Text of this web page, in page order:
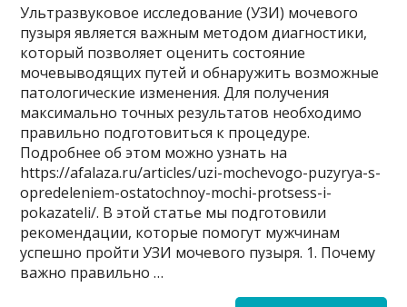
Ультразвуковое исследование (УЗИ) мочевого
пузыря является важным методом диагностики,
который позволяет оценить состояние
мочевыводящих путей и обнаружить возможные
патологические изменения. Для получения
максимально точных результатов необходимо
правильно подготовиться к процедуре.
Подробнее об этом можно узнать на
https://afalaza.ru/articles/uzi-mochevogo-puzyrya-s-
opredeleniem-ostatochnoy-mochi-protsess-i-
pokazateli/. В этой статье мы подготовили
рекомендации, которые помогут мужчинам
успешно пройти УЗИ мочевого пузыря. 1. Почему
важно правильно …